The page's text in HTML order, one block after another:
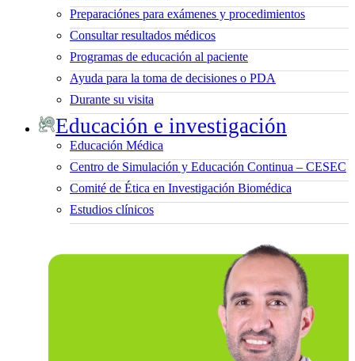
Preparaciónes para exámenes y procedimientos
Consultar resultados médicos
Programas de educación al paciente
Ayuda para la toma de decisiones o PDA
Durante su visita
Educación e investigación
Educación Médica
Centro de Simulación y Educación Continua – CESEC
Comité de Ética en Investigación Biomédica
Estudios clínicos